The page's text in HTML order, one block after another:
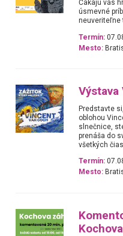
Čakajú vás
úsmevné
neuveriteľne
Termín:
Mesto:
Výstava
Predstavte
oblohou
slnečnice,
prenáša do
všetkých
Termín:
Mesto: